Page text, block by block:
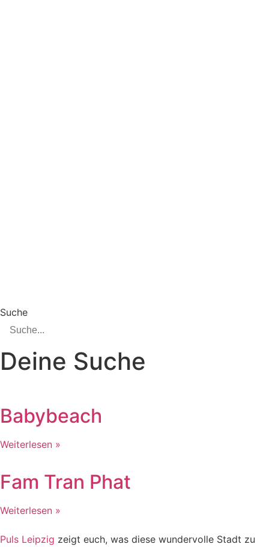
Suche
Deine Suche
Babybeach
Weiterlesen »
Fam Tran Phat
Weiterlesen »
Puls Leipzig zeigt euch, was diese wundervolle Stadt zu